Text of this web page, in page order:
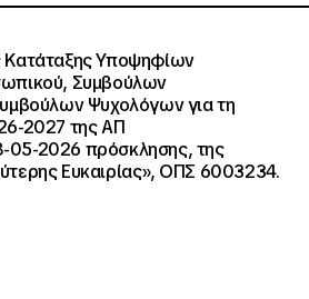
Κατάταξης Υποψηφίων
Συμβούλων
Ψυχολόγων για τη
2027 της ΑΠ
2026 πρόσκλησης, της
Ευκαιρίας», ΟΠΣ 6003234.